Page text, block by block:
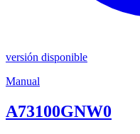
versión disponible
Manual
A73100GNW0